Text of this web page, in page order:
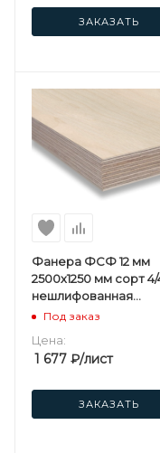
ЗАКАЗАТЬ
Фанера ФСФ 12 мм
2500х1250 мм сорт 4/
нешлифованная
березовая
Под заказ
Цена:
1 677 ₽/лист
ЗАКАЗАТЬ